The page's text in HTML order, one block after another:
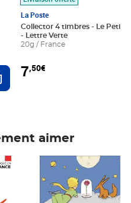
Ajouter au panier
La Poste
Collector 4 timbres - Le Petit
- Lettre Verte
20g / France
7,50€
aimer
Prix 7,50€